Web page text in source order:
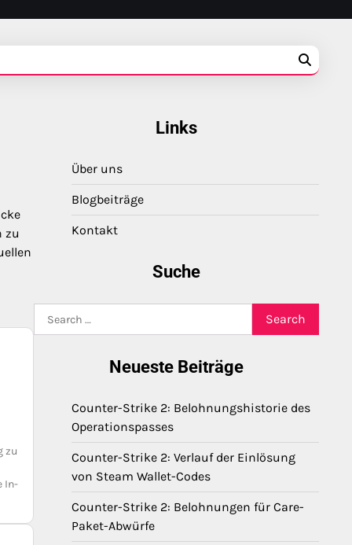
zu
zu
In-
Links
Über uns
Blogbeiträge
Kontakt
Suche
for:
Neueste Beiträge
Counter-Strike 2: Belohnungshistorie des
Operationspasses
Counter-Strike 2: Verlauf der Einlösung
von Steam Wallet-Codes
Counter-Strike 2: Belohnungen für Care-
Paket-Abwürfe